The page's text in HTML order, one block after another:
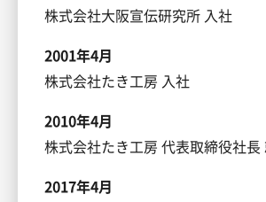
株式会社大阪宣伝研究所 入社
2001年4月
株式会社たき工房 入社
2010年4月
株式会社たき工房 代表取締役社長
2017年4月